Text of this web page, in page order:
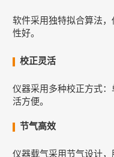
软件采用独特拟合算法
性好。
校正灵活
仪器采用多种校正方式
活方便。
节气高效
仪器载气采用节气设计